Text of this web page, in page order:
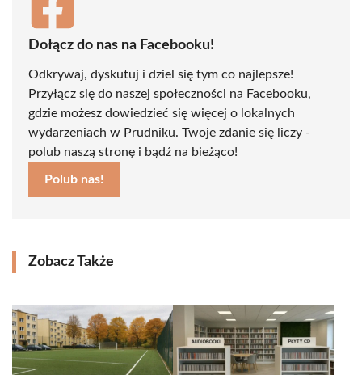
Dołącz do nas na Facebooku!
Odkrywaj, dyskutuj i dziel się tym co najlepsze!
Przyłącz się do naszej społeczności na Facebooku,
gdzie możesz dowiedzieć się więcej o lokalnych
wydarzeniach w Prudniku. Twoje zdanie się liczy -
polub naszą stronę i bądź na bieżąco!
Polub nas!
Zobacz Także